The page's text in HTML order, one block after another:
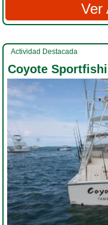
Ver
Actividad Destacada
Coyote